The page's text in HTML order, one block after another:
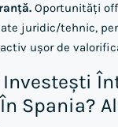
Oportunități
juridic/tehnic,
ușor de
Investești
Spania?